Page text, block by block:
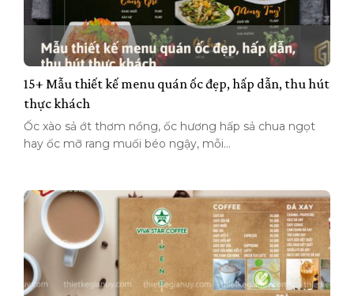
15+ Mẫu thiết kế menu quán ốc đẹp, hấp dẫn, thu hút
thực khách
Ốc xào sả ớt thơm nồng, ốc hương hấp sả chua ngọt
hay ốc mỡ rang muối béo ngậy, mỗi...